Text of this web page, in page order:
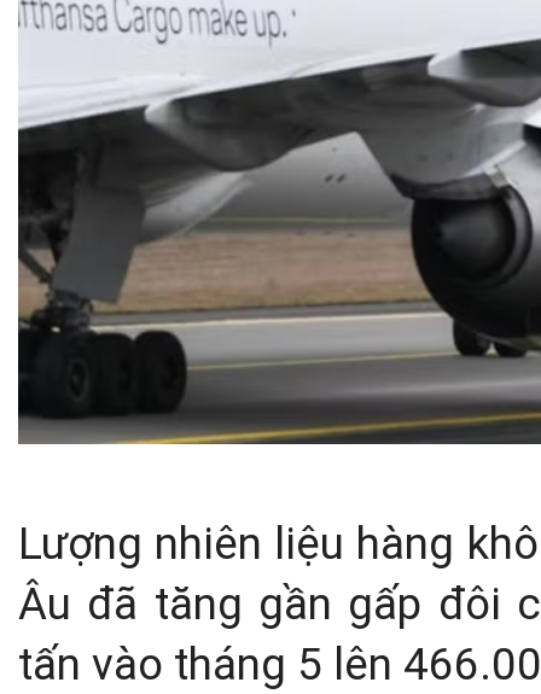
Lượng nhiên liệu hàng
Âu đã tăng gần gấp đôi
tấn vào tháng 5 lên